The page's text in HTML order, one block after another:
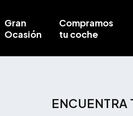
Gran
Ocasión
Compramos
tu coche
ENCUENTRA